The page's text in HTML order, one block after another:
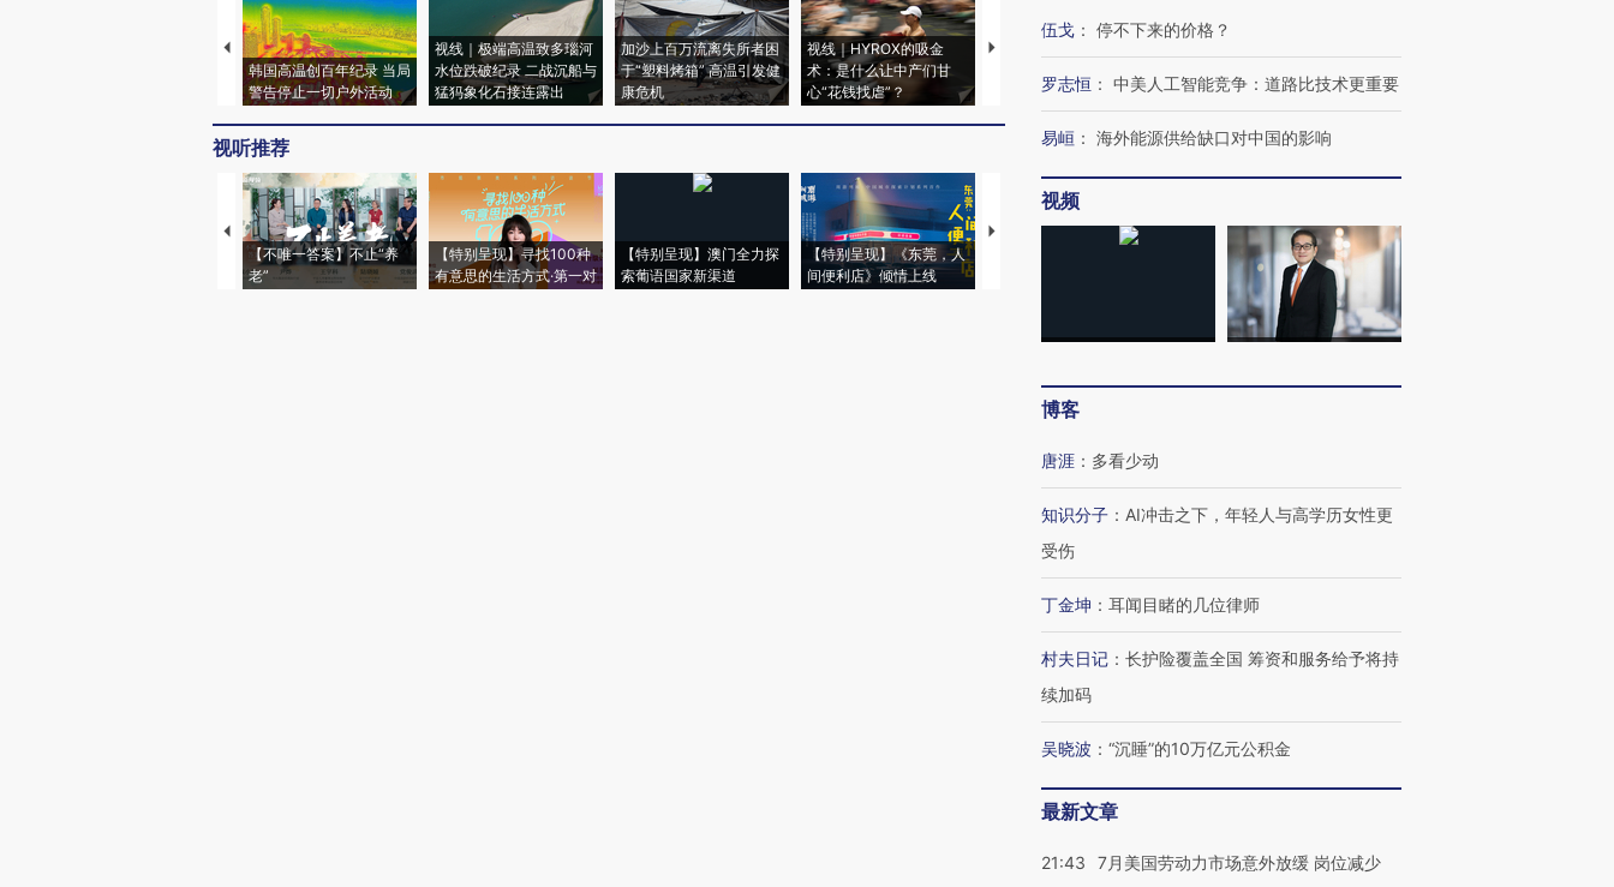
韩国高温创百年纪录 当局
警告停止一切户外活动
视线｜极端高温致多瑙河
水位跌破纪录 二战沉船与
猛犸象化石接连露出
加沙上百万流离失所者困
于“塑料烤箱” 高温引发健
康危机
视线｜HYROX的吸金
术：是什么让中产们甘
心“花钱找虐”？
马航飞行员跨国走私7万
育部长拱下台
飞地休达
视听推荐
【不唯一答案】不止“养
老”
【特别呈现】寻找100种
有意思的生活方式·第一对
【特别呈现】澳门全力探
索葡语国家新渠道
【特别呈现】《东莞，人
间便利店》倾情上线
【推广】走进第四届链博
【特别呈现】寻找100种
有意思的生活方式·第三对
【商旅对话】华住集团
CFO：不靠规模取胜，华
伍戈 ： 停不下来的价格？
罗志恒 ： 中美人工智能竞争：道路比技术更重要
易峘 ： 海外能源供给缺口对中国的影响
视频
博客
唐涯 ： 多看少动
知识分子 ： AI冲击之下，年轻人与高学历女性更
受伤
丁金坤 ： 耳闻目睹的几位律师
村夫日记 ： 长护险覆盖全国 筹资和服务给予将持
续加码
吴晓波 ： “沉睡”的10万亿元公积金
最新文章
21:43
7月美国劳动力市场意外放缓 岗位减少